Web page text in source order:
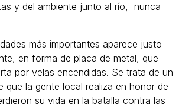
y del ambiente junto al río, nunca
más importantes aparece justo
en forma de placa de metal, que
por velas encendidas. Se trata de un
que la gente local realiza en honor de
su vida en la batalla contra las